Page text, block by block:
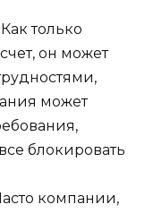
только
он может
может
блокировать
компании,